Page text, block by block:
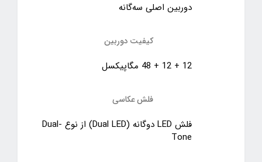
دوربین اصلی سه‌گانه
کیفیت دوربین
12 + 12 + 48 مگاپیکسل
فلش عکاسی
فلش LED دوگانه (Dual LED) از نوع Dual-
Tone